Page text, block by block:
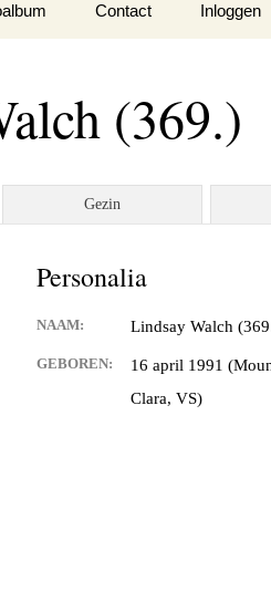
Contact
Inloggen
(369.)
Gezin
Personalia
NAAM: Lindsay Walch
GEBOREN:
16 april 1991
Clara, VS)